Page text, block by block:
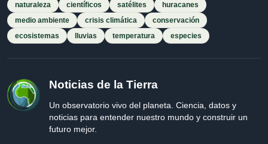
naturaleza
científicos satélites
huracanes
medio ambiente
crisis climática
conservación
ecosistemas
lluvias temperatura especies
Noticias de la Tierra
Un observatorio vivo del planeta. Ciencia, datos y
noticias para entender nuestro mundo y construir un
futuro mejor.